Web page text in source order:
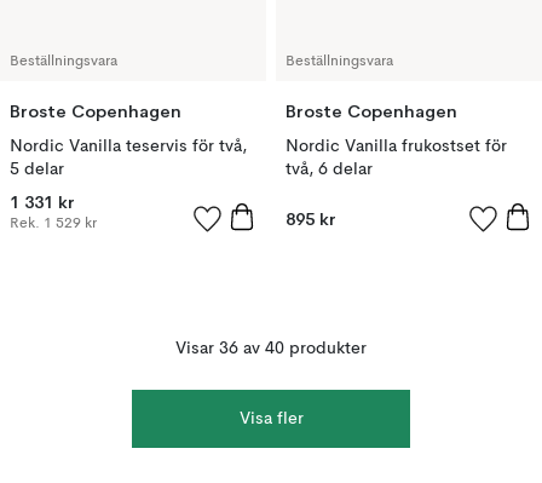
Beställningsvara
Broste Copenhagen
Nordic Vanilla teservis för två,
5 delar
1 331 kr
Rek. 1 529 kr
Beställningsvara
Broste Copenhagen
Nordic Vanilla frukostset för
två, 6 delar
895 kr
Visar 36 av 40 produkter
Visa fler